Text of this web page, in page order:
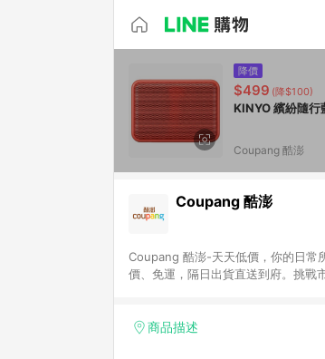
降價
$499 (降$100)
Coupang 酷澎
Coupang 酷澎
Coupang 酷澎-天天低價，你的日常
價、免運，隔日出貨直送到府。挑戰
商品描述